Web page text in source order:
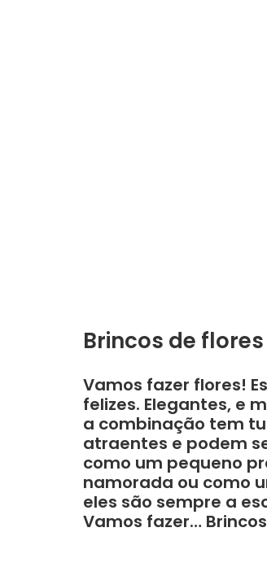
Brincos de flores
Vamos fazer flores!
felizes. Elegantes, e
a combinação tem
atraentes e podem
como um pequeno
namorada ou como
eles são sempre a
Vamos fazer…